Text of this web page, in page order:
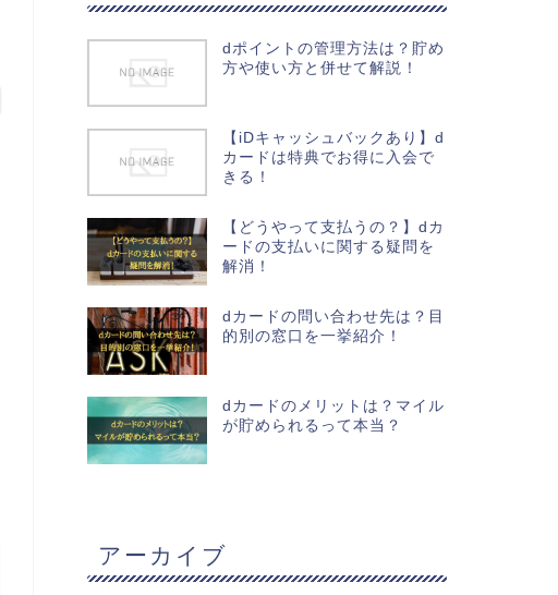
dポイントの管理方法は？貯め
方や使い方と併せて解説！
【iDキャッシュバックあり】d
カードは特典でお得に入会で
きる！
【どうやって支払うの？】dカ
ードの支払いに関する疑問を
解消！
dカードの問い合わせ先は？目
的別の窓口を一挙紹介！
dカードのメリットは？マイル
が貯められるって本当？
アーカイブ